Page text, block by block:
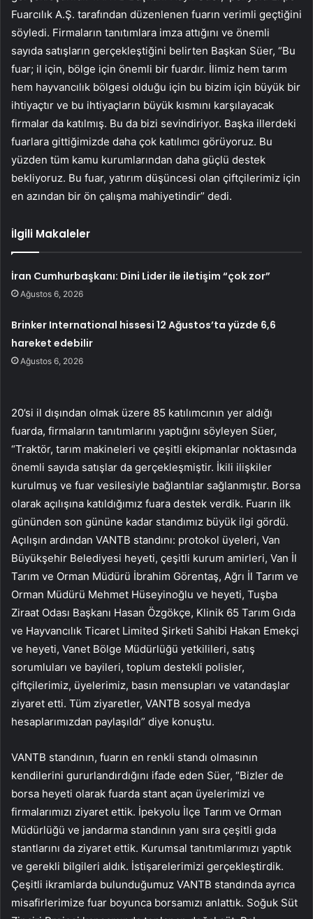
Fuarcılık A.Ş. tarafından düzenlenen fuarın verimli geçtiğini
söyledi. Firmaların tanıtımlara imza attığını ve önemli
sayıda satışların gerçekleştiğini belirten Başkan Süer, “Bu
fuar; il için, bölge için önemli bir fuardır. İlimiz hem tarım
hem hayvancılık bölgesi olduğu için bu bizim için büyük bir
ihtiyaçtır ve bu ihtiyaçların büyük kısmını karşılayacak
firmalar da katılmış. Bu da bizi sevindiriyor. Başka illerdeki
fuarlara gittiğimizde daha çok katılımcı görüyoruz. Bu
yüzden tüm kamu kurumlarından daha güçlü destek
bekliyoruz. Bu fuar, yatırım düşüncesi olan çiftçilerimiz için
en azından bir ön çalışma mahiyetindir” dedi.
İlgili Makaleler
İran Cumhurbaşkanı: Dini Lider ile iletişim “çok zor”
Ağustos 6, 2026
Brinker International hissesi 12 Ağustos’ta yüzde 6,6
hareket edebilir
Ağustos 6, 2026
20’si il dışından olmak üzere 85 katılımcının yer aldığı
fuarda, firmaların tanıtımlarını yaptığını söyleyen Süer,
“Traktör, tarım makineleri ve çeşitli ekipmanlar noktasında
önemli sayıda satışlar da gerçekleşmiştir. İkili ilişkiler
kurulmuş ve fuar vesilesiyle bağlantılar sağlanmıştır. Borsa
olarak açılışına katıldığımız fuara destek verdik. Fuarın ilk
gününden son gününe kadar standımız büyük ilgi gördü.
Açılışın ardından VANTB standını: protokol üyeleri, Van
Büyükşehir Belediyesi heyeti, çeşitli kurum amirleri, Van İl
Tarım ve Orman Müdürü İbrahim Görentaş, Ağrı İl Tarım ve
Orman Müdürü Mehmet Hüseyinoğlu ve heyeti, Tuşba
Ziraat Odası Başkanı Hasan Özgökçe, Klinik 65 Tarım Gıda
ve Hayvancılık Ticaret Limited Şirketi Sahibi Hakan Emekçi
ve heyeti, Vanet Bölge Müdürlüğü yetkilileri, satış
sorumluları ve bayileri, toplum destekli polisler,
çiftçilerimiz, üyelerimiz, basın mensupları ve vatandaşlar
ziyaret etti. Tüm ziyaretler, VANTB sosyal medya
hesaplarımızdan paylaşıldı” diye konuştu.
VANTB standının, fuarın en renkli standı olmasının
kendilerini gururlandırdığını ifade eden Süer, “Bizler de
borsa heyeti olarak fuarda stant açan üyelerimizi ve
firmalarımızı ziyaret ettik. İpekyolu İlçe Tarım ve Orman
Müdürlüğü ve jandarma standının yanı sıra çeşitli gıda
stantlarını da ziyaret ettik. Kurumsal tanıtımlarımızı yaptık
ve gerekli bilgileri aldık. İstişarelerimizi gerçekleştirdik.
Çeşitli ikramlarda bulunduğumuz VANTB standında ayrıca
misafirlerimize fuar boyunca borsamızı anlattık. Soğuk Süt